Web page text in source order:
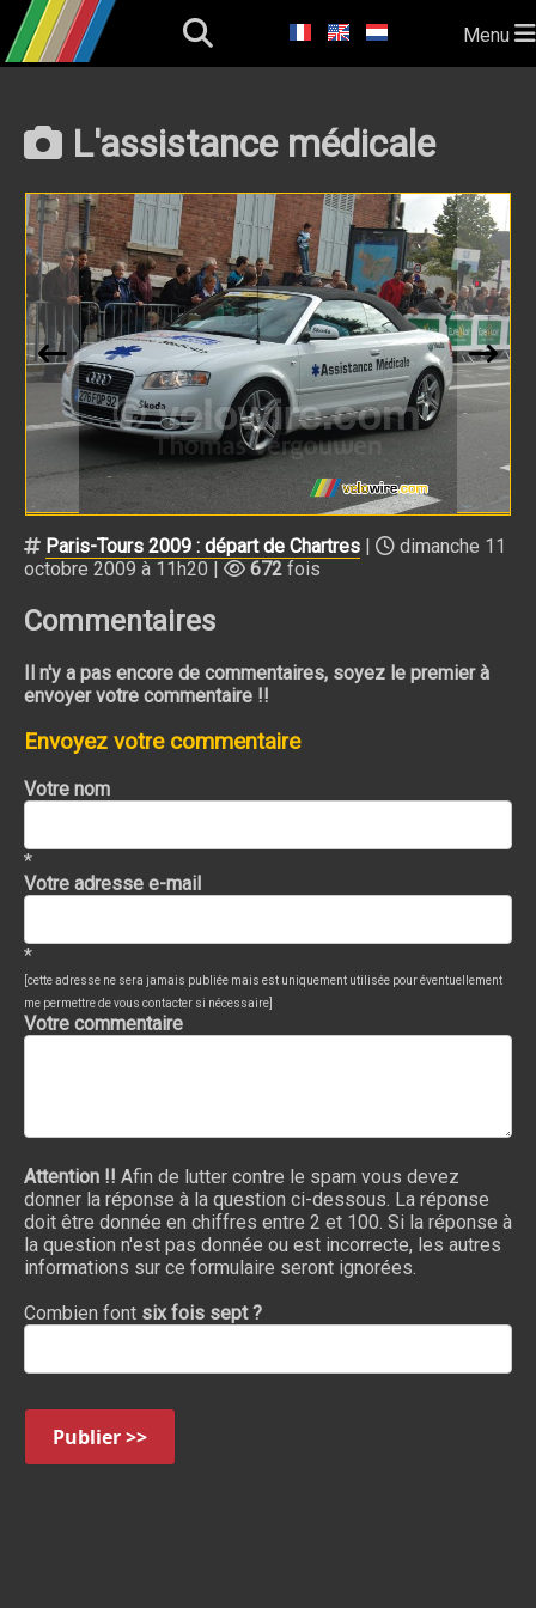
Menu
L'assistance médicale
Paris-Tours 2009 : départ de Chartres |
dimanche 11
octobre 2009 à 11h20 |
672 fois
Commentaires
Il n'y a pas encore de commentaires, soyez le premier à
envoyer votre commentaire !!
Envoyez votre commentaire
Votre nom
*
Votre adresse e-mail
*
[cette adresse ne sera jamais publiée mais est uniquement utilisée pour éventuellement
me permettre de vous contacter si nécessaire]
Votre commentaire
Attention !! Afin de lutter contre le spam vous devez
donner la réponse à la question ci-dessous. La réponse
doit être donnée en chiffres entre 2 et 100. Si la réponse à
la question n'est pas donnée ou est incorrecte, les autres
informations sur ce formulaire seront ignorées.
Combien font six fois sept ?
Publier >>